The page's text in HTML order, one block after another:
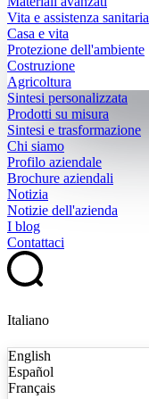
Vita e assistenza sanitaria
Casa e vita
Protezione dell'ambiente
Costruzione
Agricoltura
Sintesi personalizzata
Prodotti su misura
Sintesi e trasformazione
Chi siamo
Profilo aziendale
Brochure aziendali
Notizia
Notizie dell'azienda
I blog
Contattaci
Italiano
English
Español
Français